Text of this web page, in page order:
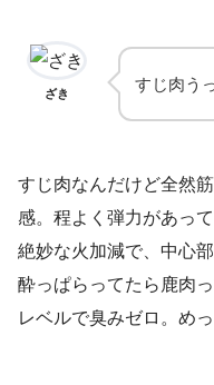
ざき すじ肉う
すじ肉なんだけど全然
感。程よく弾力があって
絶妙な火加減で、中心
酔っぱらってたら鹿肉
レベルで臭みゼロ。め